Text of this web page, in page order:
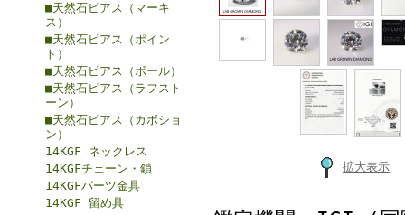
■天然石ピアス（マーキ
ス）
■天然石ピアス（ポイン
ト）
■天然石ピアス（ボール）
■天然石ピアス（ラフスト
ーン）
■天然石ピアス（カボショ
ン）
14KGF ネックレス
14KGFチェーン・鎖
14KGFパーツ金具
14KGF 留め具
拡大表示